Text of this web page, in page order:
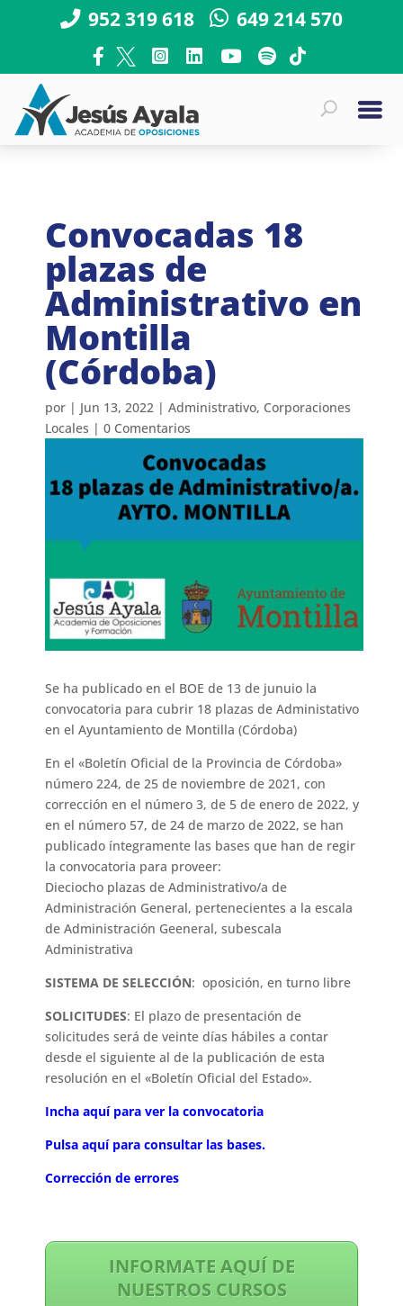
952 319 618 649 214 570
Convocadas 18
plazas de
Administrativo en
Montilla
(Córdoba)
por | Jun 13, 2022 |Administrativo, Corporaciones
Locales |0 Comentarios
Se ha publicado en el BOE de 13 de junuio la
convocatoria para cubrir 18 plazas de Administativo
en el Ayuntamiento de Montilla (Córdoba)
En el «Boletín Oficial de la Provincia de Córdoba»
número 224, de 25 de noviembre de 2021, con
corrección en el número 3, de 5 de enero de 2022, y
en el número 57, de 24 de marzo de 2022, se han
publicado íntegramente las bases que han de regir
la convocatoria para proveer:
Dieciocho plazas de Administrativo/a de
Administración General, pertenecientes a la escala
de Administración Geeneral, subescala
Administrativa
SISTEMA DE SELECCIÓN: oposición, en turno libre
SOLICITUDES: El plazo de presentación de
solicitudes será de veinte días hábiles a contar
desde el siguiente al de la publicación de esta
resolución en el «Boletín Oficial del Estado».
Incha aquí para ver la convocatoria
Pulsa aquí para consultar las bases.
Corrección de errores
INFORMATE AQUÍ DE
NUESTROS CURSOS